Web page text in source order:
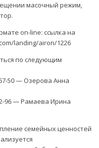
масочный режим,
on-line: ссылка на
landing/airon/1226
по следующим
50 — Озерова Анна
96 — Рамаева Ирина
семейных ценностей